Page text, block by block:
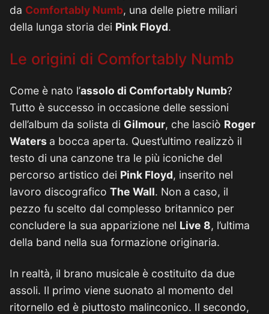
da Comfortably Numb, una delle pietre miliari
della lunga storia dei Pink Floyd.
Le origini di Comfortably Numb
Come è nato l’assolo di Comfortably Numb?
Tutto è successo in occasione delle sessioni
dell’album da solista di Gilmour, che lasciò Roger
Waters a bocca aperta. Quest’ultimo realizzò il
testo di una canzone tra le più iconiche del
percorso artistico dei Pink Floyd, inserito nel
lavoro discografico The Wall. Non a caso, il
pezzo fu scelto dal complesso britannico per
concludere la sua apparizione nel Live 8, l’ultima
della band nella sua formazione originaria.
In realtà, il brano musicale è costituito da due
assoli. Il primo viene suonato al momento del
ritornello ed è piuttosto malinconico. Il secondo,